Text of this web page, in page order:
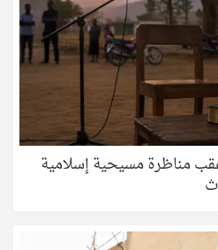
مناظرة مسيحية إسلامية